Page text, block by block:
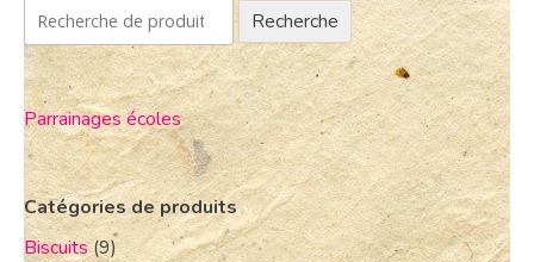
Recherche
Parrainages écoles
Catégories de produits
Biscuits(9)